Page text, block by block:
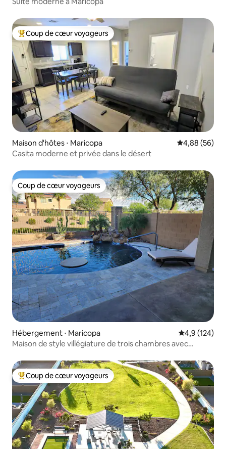
Coups de cœur voyageurs les plus appréciés
Coup de cœur voyageurs
Maison d'hôtes ⋅ Maricopa Évaluation
4,88 (56)
Casita moderne et privée dans le désert
Coup de cœur voyageurs
Coup de cœur voyageurs
Hébergement ⋅ Maricopa Évaluation
4,9 (124)
Maison de style villégiature de trois chambres avec
Coups de cœur voyageurs les plus appréciés
Coup de cœur voyageurs